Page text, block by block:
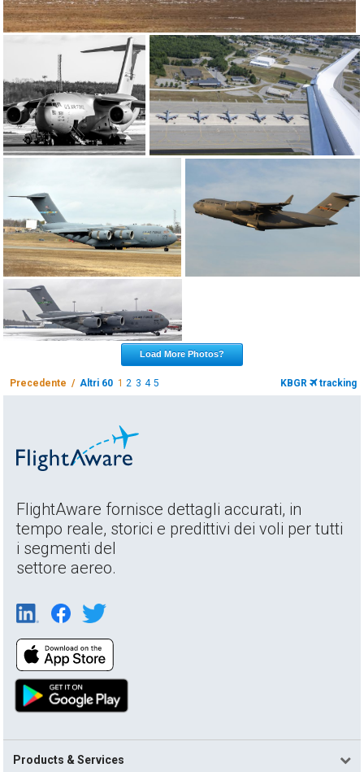
Load More Photos?
Precedente /Altri 60 12 3 4 5 KBGR tracking
FlightAware fornisce dettagli accurati, in
tempo reale, storici e predittivi dei voli per tutti
i segmenti del
settore aereo.
Products & Services